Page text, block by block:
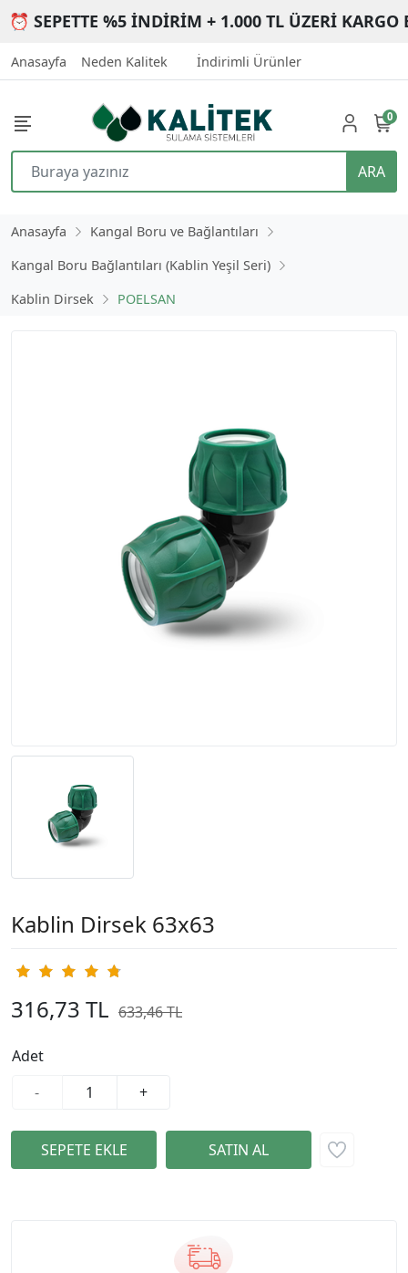
⏰ SEPETTE %5 İNDİRİM + 1.000 TL ÜZERİ KARGO
Anasayfa Neden Kalitek İndirimli Ürünler
ARA
0
Anasayfa
Kangal Boru ve Bağlantıları
Kangal Boru Bağlantıları (Kablin Yeşil Seri)
Kablin Dirsek
POELSAN
Kablin Dirsek 63x63
316,73 TL 633,46 TL
Adet
-
+